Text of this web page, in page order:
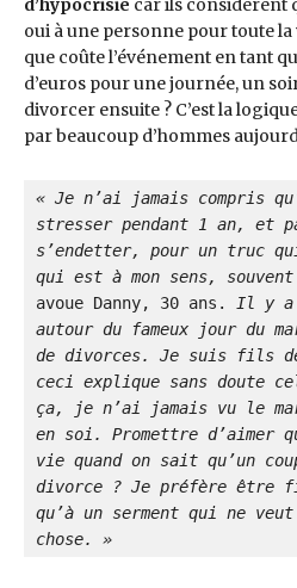
d’hypocrisie car ils considèrent
oui à une personne pour toute
que coûte l’événement en tant
d’euros pour une journée, un
divorcer ensuite ? C’est la
par beaucoup d’hommes
« Je n’ai jamais compris
stresser pendant 1 an, et
s’endetter, pour un truc
qui est à mon sens, souvent
avoue Danny, 30 ans. Il y a
autour du fameux jour du
de divorces. Je suis fils
ceci explique sans doute
ça, je n’ai jamais vu le
en soi. Promettre d’aimer
vie quand on sait qu’un
divorce ? Je préfère être
qu’à un serment qui ne
chose. »